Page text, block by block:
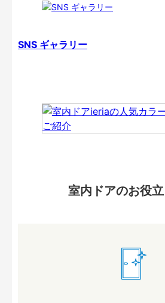
SNS ギャラリー
室内ドアのお役